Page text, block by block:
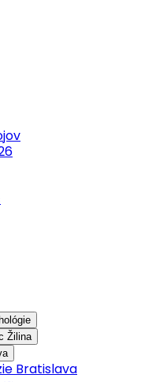
Žilina
Bratislava